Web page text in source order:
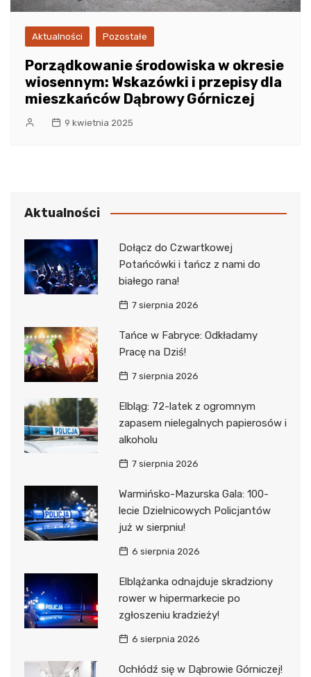
Aktualności Pozostałe
Porządkowanie środowiska w okresie
wiosennym: Wskazówki i przepisy dla
mieszkańców Dąbrowy Górniczej
9 kwietnia 2025
Aktualności
Dołącz do Czwartkowej
Potańcówki i tańcz z nami do
białego rana!
7 sierpnia 2026
Tańce w Fabryce: Odkładamy
Pracę na Dziś!
7 sierpnia 2026
Elbląg: 72-latek z ogromnym
zapasem nielegalnych papierosów i
alkoholu
7 sierpnia 2026
Warmińsko-Mazurska Gala: 100-
lecie Dzielnicowych Policjantów
już w sierpniu!
6 sierpnia 2026
Elblążanka odnajduje skradziony
rower w hipermarkecie po
zgłoszeniu kradzieży!
6 sierpnia 2026
Ochłódź się w Dąbrowie Górniczej!